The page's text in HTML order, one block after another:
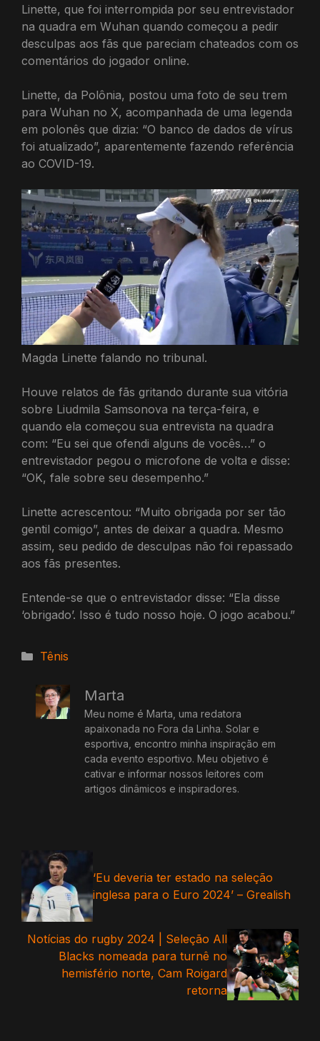
Linette, que foi interrompida por seu entrevistador
na quadra em Wuhan quando começou a pedir
desculpas aos fãs que pareciam chateados com os
comentários do jogador online.
Linette, da Polônia, postou uma foto de seu trem
para Wuhan no X, acompanhada de uma legenda
em polonês que dizia: “O banco de dados de vírus
foi atualizado”, aparentemente fazendo referência
ao COVID-19.
Magda Linette falando no tribunal.
Houve relatos de fãs gritando durante sua vitória
sobre Liudmila Samsonova na terça-feira, e
quando ela começou sua entrevista na quadra
com: “Eu sei que ofendi alguns de vocês…” o
entrevistador pegou o microfone de volta e disse:
“OK, fale sobre seu desempenho.”
Linette acrescentou: “Muito obrigada por ser tão
gentil comigo”, antes de deixar a quadra. Mesmo
assim, seu pedido de desculpas não foi repassado
aos fãs presentes.
Entende-se que o entrevistador disse: “Ela disse
‘obrigado’. Isso é tudo nosso hoje. O jogo acabou.”
Categorias
Tênis
Marta
Meu nome é Marta, uma redatora
apaixonada no Fora da Linha. Solar e
esportiva, encontro minha inspiração em
cada evento esportivo. Meu objetivo é
cativar e informar nossos leitores com
artigos dinâmicos e inspiradores.
‘Eu deveria ter estado na seleção
inglesa para o Euro 2024’ – Grealish
Notícias do rugby 2024 | Seleção All
Blacks nomeada para turnê no
hemisfério norte, Cam Roigard
retorna